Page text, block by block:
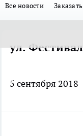
Все новости
ул.
5 сентября 2018